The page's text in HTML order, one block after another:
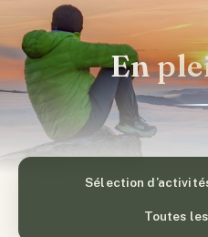
En
Sélection
Toutes